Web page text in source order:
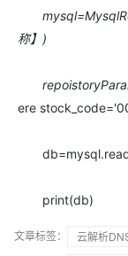
称】)
ere
print(db)
文章标签： 云解析